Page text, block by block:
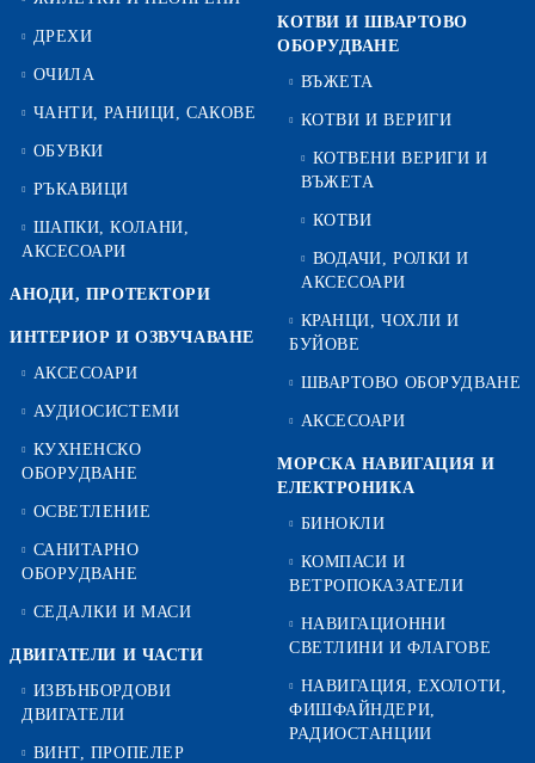
ДРЕХИ
ОЧИЛА
ЧАНТИ, РАНИЦИ, САКОВЕ
ОБУВКИ
РЪКАВИЦИ
ШАПКИ, КОЛАНИ,
АКСЕСОАРИ
АНОДИ, ПРОТЕКТОРИ
ИНТЕРИОР И ОЗВУЧАВАНЕ
АКСЕСОАРИ
АУДИОСИСТЕМИ
КУХНЕНСКО
ОБОРУДВАНЕ
ОСВЕТЛЕНИЕ
САНИТАРНО
ОБОРУДВАНЕ
СЕДАЛКИ И МАСИ
ДВИГАТЕЛИ И ЧАСТИ
ИЗВЪНБОРДОВИ
ДВИГАТЕЛИ
ВИНТ, ПРОПЕЛЕР
КОТВИ И ШВАРТОВО
ОБОРУДВАНЕ
ВЪЖЕТА
КОТВИ И ВЕРИГИ
КОТВЕНИ ВЕРИГИ И
ВЪЖЕТА
КОТВИ
ВОДАЧИ, РОЛКИ И
АКСЕСОАРИ
КРАНЦИ, ЧОХЛИ И
БУЙОВЕ
ШВАРТОВО ОБОРУДВАНЕ
АКСЕСОАРИ
МОРСКА НАВИГАЦИЯ И
ЕЛЕКТРОНИКА
БИНОКЛИ
КОМПАСИ И
ВЕТРОПОКАЗАТЕЛИ
НАВИГАЦИОННИ
СВЕТЛИНИ И ФЛАГОВЕ
НАВИГАЦИЯ, ЕХОЛОТИ,
ФИШФАЙНДЕРИ,
РАДИОСТАНЦИИ